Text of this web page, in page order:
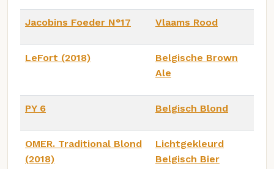
Jacobins Foeder N°17 Vlaams Rood
LeFort (2018)
Belgische Brown
Ale
PY 6 Belgisch Blond
OMER. Traditional Blond
(2018)
Lichtgekleurd
Belgisch Bier